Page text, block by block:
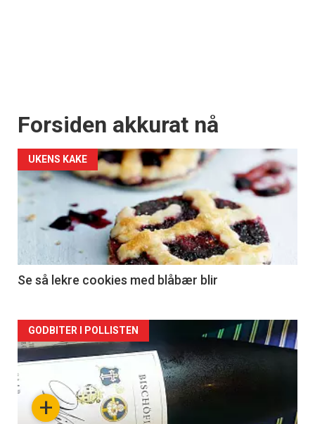
Forsiden akkurat nå
UKENS KAKE
Se så lekre cookies med blåbær blir
Forsiden
akkurat
nå+
GODBITER I POLLISTEN